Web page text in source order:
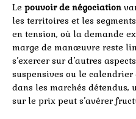
Le pouvoir de négociation
les territoires et les
en tension, où la demande
marge de manœuvre reste
s’exercer sur d’autres
suspensives ou le calendrier
dans les marchés détendus,
sur le prix peut s’avérer